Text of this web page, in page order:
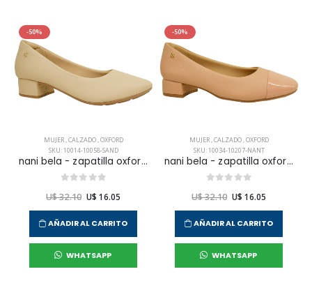
-50%
MUJER,CALZADO,OXFORD
SKU: 10014-10058-SAND
nani bela - zapatilla oxford vestir para mujer
U$ 32.10 U$ 16.05
AÑADIR AL CARRITO
WHATSAPP
-50%
MUJER,CALZADO,OXFORD
SKU: 10034-10207-NANT
nani bela - zapatilla oxford vestir para mujer
U$ 32.10 U$ 16.05
AÑADIR AL CARRITO
WHATSAPP